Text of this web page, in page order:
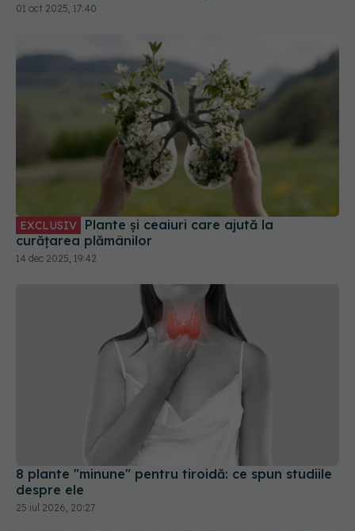
01 oct 2025, 17:40
EXCLUSIV
curățarea plămânilor
14 dec 2025, 19:42
8 plante "minune" pentru tiroidă: ce spun studiile
despre ele
25 iul 2026, 20:27